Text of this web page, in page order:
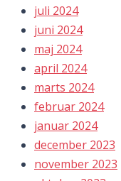
juli 2024
juni 2024
maj 2024
april 2024
marts 2024
februar 2024
januar 2024
december 2023
november 2023